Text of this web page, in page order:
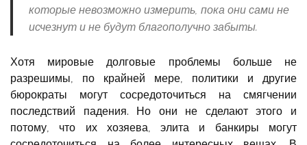
которые невозможно измерить, пока они сами не
исчезнут и не будут благополучно забыты.
Хотя мировые долговые проблемы больше не
разрешимы, по крайней мере, политики и другие
бюрократы могут сосредоточиться на смягчении
последствий падения. Но они не сделают этого и
потому, что их хозяева, элита и банкиры могут